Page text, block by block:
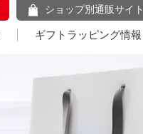
ショップ別通販サイト
ギフトラッピング情報